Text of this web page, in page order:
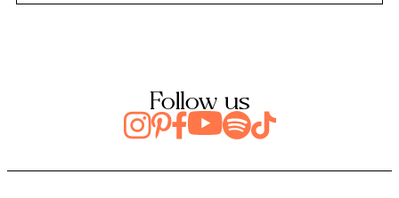
Follow us